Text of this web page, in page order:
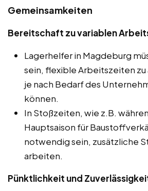
Gemeinsamkeiten
Bereitschaft zu variablen
Lagerhelfer in Magdeburg
sein, flexible Arbeitszeiten
je nach Bedarf des
können.
In Stoßzeiten, wie z.B.
Hauptsaison für
notwendig sein, zusätzliche
arbeiten.
Pünktlichkeit und